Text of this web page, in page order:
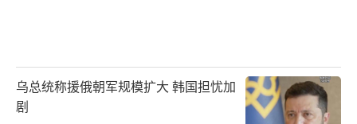
乌总统称援俄朝军规模扩大 韩国担忧加
剧